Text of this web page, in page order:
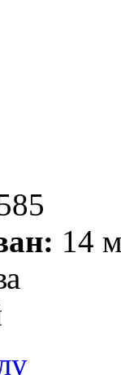
14